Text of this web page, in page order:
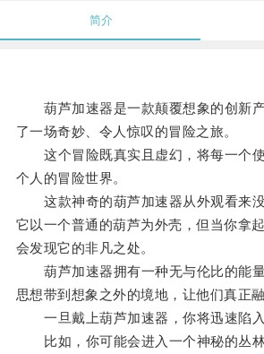
简介
葫芦加速器是一款颠覆想象的创新
了一场奇妙、令人惊叹的冒险之旅。
这个冒险既真实且虚幻，将每一个使
个人的冒险世界。
这款神奇的葫芦加速器从外观看来没
它以一个普通的葫芦为外壳，但当你拿
会发现它的非凡之处。
葫芦加速器拥有一种无与伦比的能量
思想带到想象之外的境地，让他们真正
一旦戴上葫芦加速器，你将迅速陷入
比如，你可能会进入一个神秘的丛